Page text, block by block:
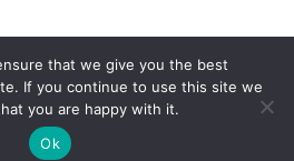
|நல்லாயன்
that we give you the best
If you continue to use this site we
you are happy with it.
Ok